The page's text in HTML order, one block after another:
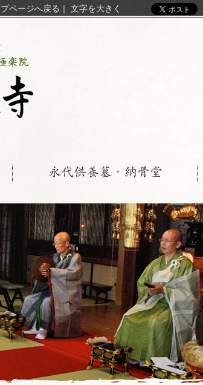
プページへ戻る ｜ 文字を大きく
永代供養墓・納骨堂